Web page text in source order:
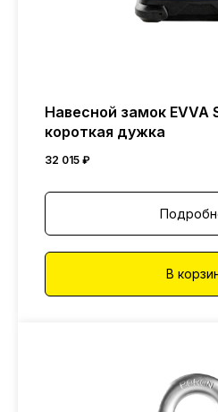
Навесной замок EVVA
короткая дужка
32 015 ₽
В